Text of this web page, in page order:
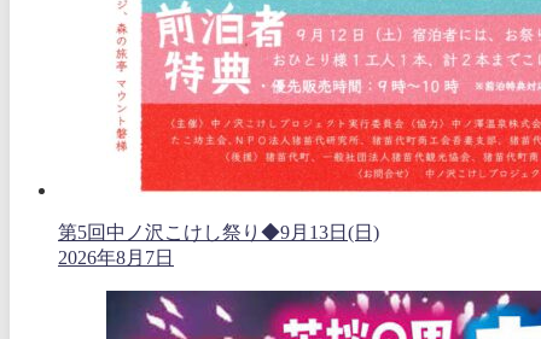
第5回中ノ沢こけし祭り◆9月13日(日)
2026年8月7日